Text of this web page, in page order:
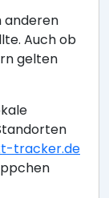
anderen
Auch ob
gelten
tracker.de